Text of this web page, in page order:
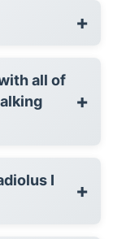
+
all of
+
I
+